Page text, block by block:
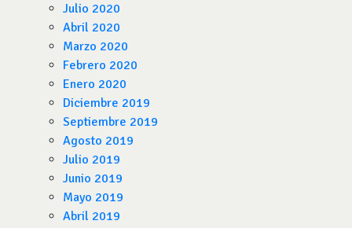
Julio 2020
Abril 2020
Marzo 2020
Febrero 2020
Enero 2020
Diciembre 2019
Septiembre 2019
Agosto 2019
Julio 2019
Junio 2019
Mayo 2019
Abril 2019